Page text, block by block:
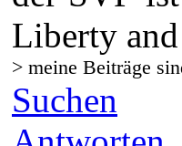
Liberty
> meine Beiträge
Suchen